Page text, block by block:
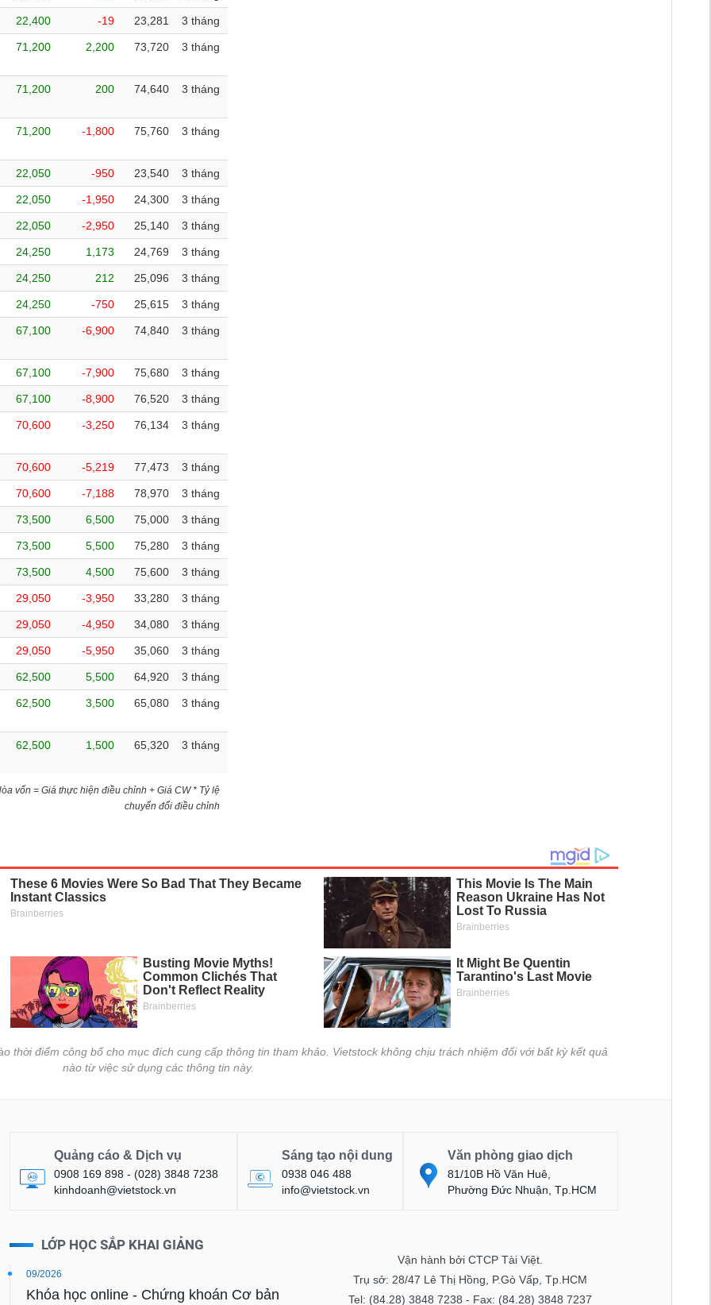
22,400 -19 23,281 3 tháng
71,200 2,200 73,720 3 tháng
71,200 200 74,640 3 tháng
71,200 -1,800 75,760 3 tháng
22,050 -950 23,540 3 tháng
22,050 -1,950 24,300 3 tháng
22,050 -2,950 25,140 3 tháng
24,250 1,173 24,769 3 tháng
24,250 212 25,096 3 tháng
24,250 -750 25,615 3 tháng
67,100 -6,900 74,840 3 tháng
67,100 -7,900 75,680 3 tháng
67,100 -8,900 76,520 3 tháng
70,600 -3,250 76,134 3 tháng
70,600 -5,219 77,473 3 tháng
70,600 -7,188 78,970 3 tháng
73,500 6,500 75,000 3 tháng
73,500 5,500 75,280 3 tháng
73,500 4,500 75,600 3 tháng
29,050 -3,950 33,280 3 tháng
29,050 -4,950 34,080 3 tháng
29,050 -5,950 35,060 3 tháng
62,500 5,500 64,920 3 tháng
62,500 3,500 65,080 3 tháng
62,500 1,500 65,320 3 tháng
vốn = Giá thực hiện điều chỉnh + Giá CW * Tỷ lệ
chuyển đổi điều chỉnh
thời điểm công bố cho mục đích cung cấp thông tin tham khảo. Vietstock không chịu trách nhiệm đối với bất kỳ kết quả
nào từ việc sử dụng các thông tin này.
Quảng cáo & Dịch vụ
0908 169 898 - (028) 3848 7238
kinhdoanh@vietstock.vn
Sáng tạo nội dung
0938 046 488
info@vietstock.vn
Văn phòng giao dịch
81/10B Hồ Văn Huê,
Phường Đức Nhuận, Tp.HCM
LỚP HỌC SẮP KHAI GIẢNG
09/2026
Khóa học online - Chứng khoán Cơ bản
Vận hành bởi CTCP Tài Việt.
Trụ sở: 28/47 Lê Thị Hồng, P.Gò Vấp, Tp.HCM
Tel: (84.28) 3848 7238 - Fax: (84.28) 3848 7237